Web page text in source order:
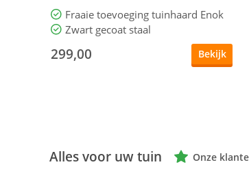
Fraaie toevoeging tuinhaard Enok
Zwart gecoat staal
299,00 Bekijk
Alles voor uw tuin Onze